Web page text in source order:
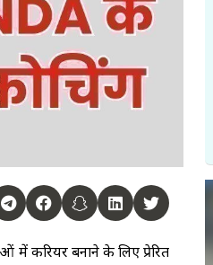
में करियर बनाने के लिए प्रेरित